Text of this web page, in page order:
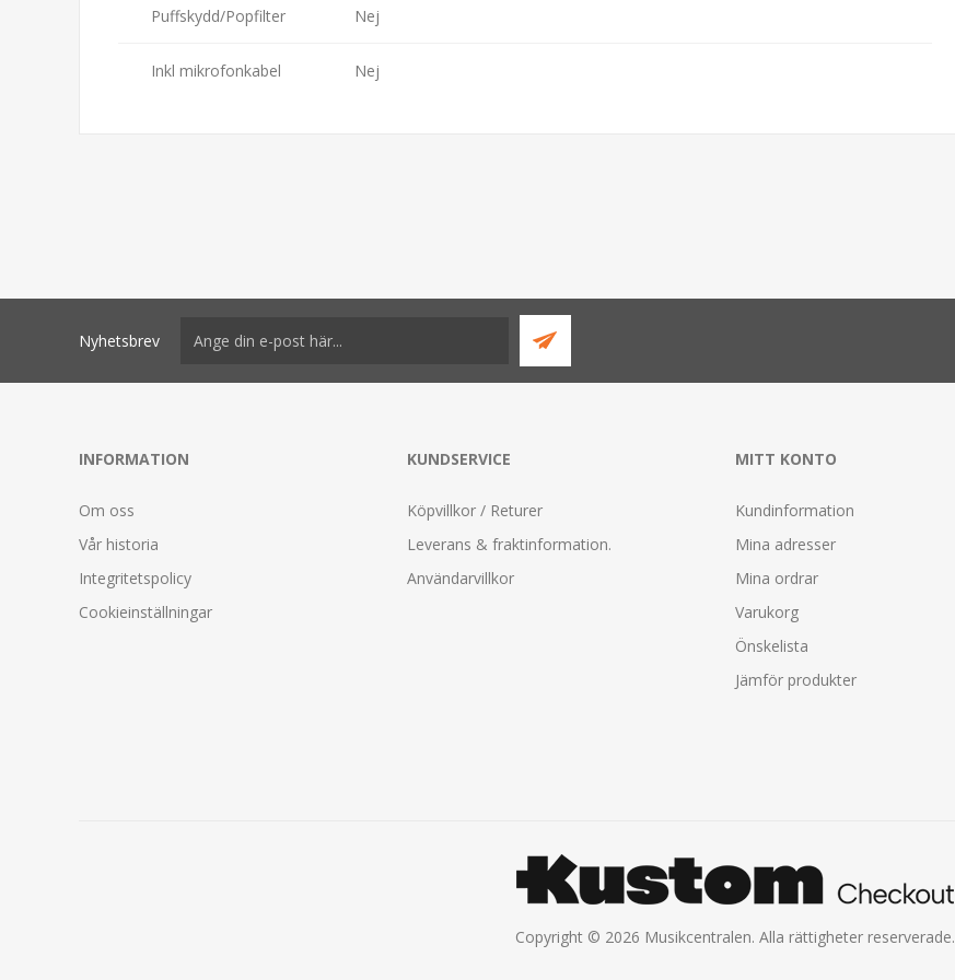
Puffskydd/Popfilter Nej
Inkl mikrofonkabel Nej
Nyhetsbrev
INFORMATION
Om oss
Vår historia
Integritetspolicy
Cookieinställningar
KUNDSERVICE
Köpvillkor / Returer
Leverans & fraktinformation.
Användarvillkor
MITT KONTO
Kundinformation
Mina adresser
Mina ordrar
Varukorg
Önskelista
Jämför produkter
Copyright © 2026 Musikcentralen. Alla rättigheter reserverade.